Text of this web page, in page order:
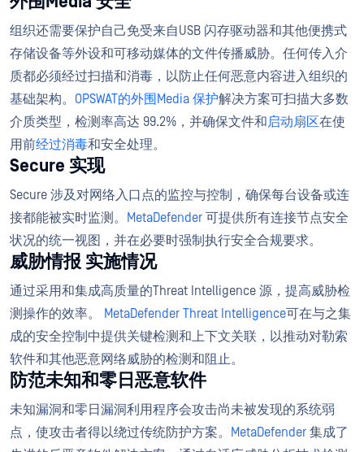
组织还需要保护自己免受来自USB 闪存驱动器和其他便携式
存储设备等外设和可移动媒体的文件传播威胁。任何传入介
质都必须经过扫描和消毒，以防止任何恶意内容进入组织的
基础架构。 OPSWAT的外围Media 保护解决方案可扫描大多数
介质类型，检测率高达 99.2%，并确保文件和启动扇区在使
用前经过消毒和安全处理。
Secure 实现
Secure 涉及对网络入口点的监控与控制，确保每台设备或连
接都能被实时监测。
MetaDefender 可提供所有连接节点安全
状况的统一视图，并在必要时强制执行安全合规要求。
威胁情报 实施情况
通过采用和集成高质量的Threat Intelligence 源，提高威胁检
测操作的效率。
MetaDefender Threat Intelligence可在与之集
成的安全控制中提供关键检测和上下文关联，以推动对勒索
软件和其他恶意网络威胁的检测和阻止。
防范未知和零日恶意软件
未知漏洞和零日漏洞利用程序会攻击尚未被发现的系统弱
点，使攻击者得以绕过传统防护方案。
MetaDefender 集成了